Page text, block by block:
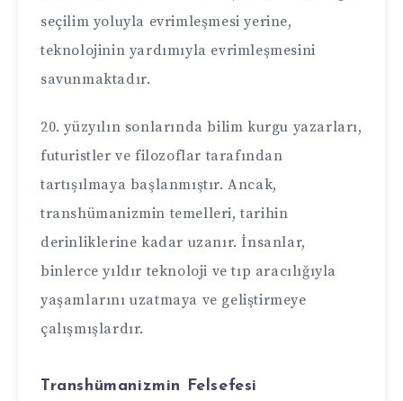
seçilim yoluyla evrimleşmesi yerine,
teknolojinin yardımıyla evrimleşmesini
savunmaktadır.
20. yüzyılın sonlarında bilim kurgu yazarları,
futuristler ve filozoflar tarafından
tartışılmaya başlanmıştır. Ancak,
transhümanizmin temelleri, tarihin
derinliklerine kadar uzanır. İnsanlar,
binlerce yıldır teknoloji ve tıp aracılığıyla
yaşamlarını uzatmaya ve geliştirmeye
çalışmışlardır.
Transhümanizmin Felsefesi